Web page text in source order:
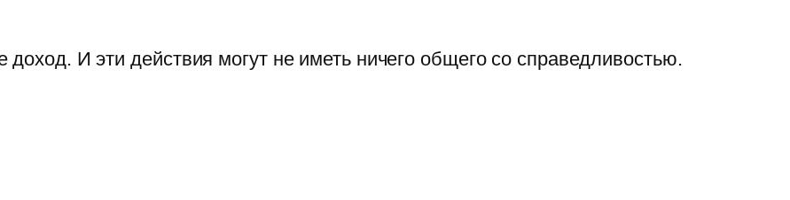
И эти действия могут не иметь ничего общего со справедливостью.